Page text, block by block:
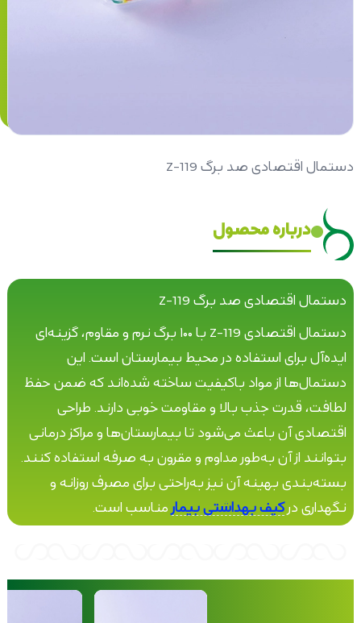
دستمال اقتصادی صد برگ Z-119
درباره محصول
دستمال اقتصادی صد برگ Z-119
دستمال اقتصادی Z-119 با ۱۰۰ برگ نرم و مقاوم، گزینه‌ای
ایده‌آل برای استفاده در محیط بیمارستان است. این
دستمال‌ها از مواد باکیفیت ساخته شده‌اند که ضمن حفظ
لطافت، قدرت جذب بالا و مقاومت خوبی دارند. طراحی
اقتصادی آن باعث می‌شود تا بیمارستان‌ها و مراکز درمانی
بتوانند از آن به‌طور مداوم و مقرون به صرفه استفاده کنند.
بسته‌بندی بهینه آن نیز به‌راحتی برای مصرف روزانه و
نگهداری درکیف بهداشتی بیمار مناسب است.